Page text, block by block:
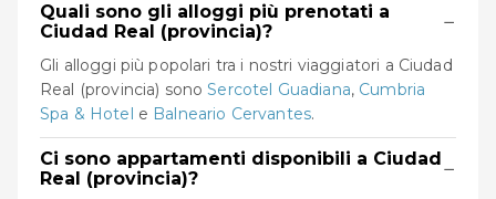
Quali sono gli alloggi più prenotati a
Ciudad Real (provincia)?
−
Gli alloggi più popolari tra i nostri viaggiatori a Ciudad
Real (provincia) sonoSercotel Guadiana, Cumbria
Spa & Hotel e Balneario Cervantes.
Ci sono appartamenti disponibili a Ciudad
Real (provincia)?
−